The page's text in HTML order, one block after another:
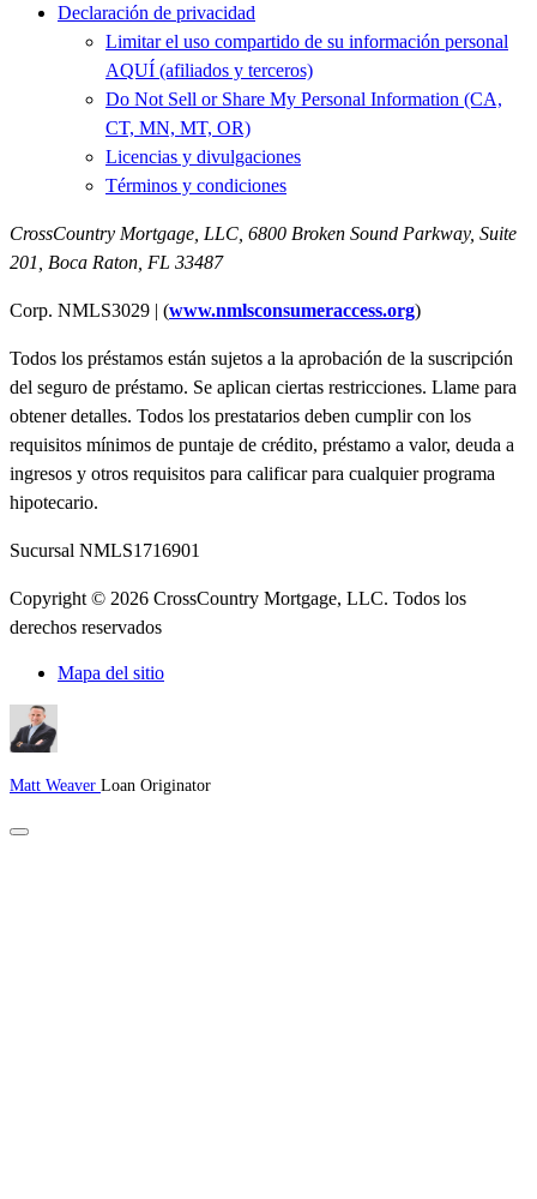
Declaración de privacidad
Limitar el uso compartido de su información personal
AQUÍ (afiliados y terceros)
Do Not Sell or Share My Personal Information (CA,
CT, MN, MT, OR)
Licencias y divulgaciones
Términos y condiciones
CrossCountry Mortgage, LLC, 6800 Broken Sound Parkway, Suite
201
Boca Raton, FL 33487
Corp. NMLS3029 | (www.nmlsconsumeraccess.org)
Todos los préstamos están sujetos a la aprobación de la suscripción
del seguro de préstamo. Se aplican ciertas restricciones. Llame para
obtener detalles. Todos los prestatarios deben cumplir con los
requisitos mínimos de puntaje de crédito, préstamo a valor, deuda a
ingresos y otros requisitos para calificar para cualquier programa
hipotecario.
Sucursal NMLS1716901
Copyright © 2026 CrossCountry Mortgage, LLC. Todos los
derechos reservados
Mapa del sitio
Matt Weaver Loan Originator